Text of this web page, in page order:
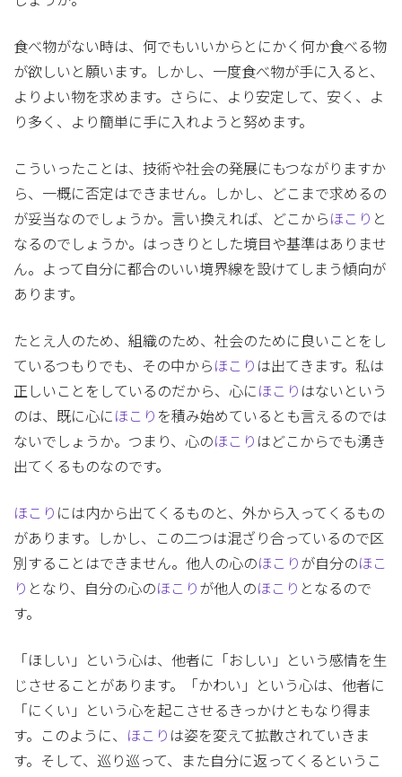
食べ物がない時は、何でもいいからとにかく何か食べる物
が欲しいと願います。しかし、一度食べ物が手に入ると、
よりよい物を求めます。さらに、より安定して、安く、よ
り多く、より簡単に手に入れようと努めます。
こういったことは、技術や社会の発展にもつながりますか
ら、一概に否定はできません。しかし、どこまで求めるの
が妥当なのでしょうか。言い換えれば、どこから ほこり と
なるのでしょうか。はっきりとした境目や基準はありませ
ん。よって自分に都合のいい境界線を設けてしまう傾向が
あります。
たとえ人のため、組織のため、社会のために良いことをし
ているつもりでも、その中から ほこり は出てきます。私は
正しいことをしているのだから、心に ほこり はないという
のは、既に心に ほこり を積み始めているとも言えるのでは
ないでしょうか。つまり、心のほこり はどこからでも湧き
出てくるものなのです。
ほこり には内から出てくるものと、外から入ってくるもの
があります。しかし、この二つは混ざり合っているので区
別することはできません。他人の心のほこり が自分のほこ
り となり、自分の心のほこり が他人のほこり となるので
す。
「ほしい」という心は、他者に「おしい」という感情を生
じさせることがあります。「かわい」という心は、他者に
「にくい」という心を起こさせるきっかけともなり得ま
す。このように、
ほこり は姿を変えて拡散されていきま
す。そして、巡り巡って、また自分に返ってくるというこ